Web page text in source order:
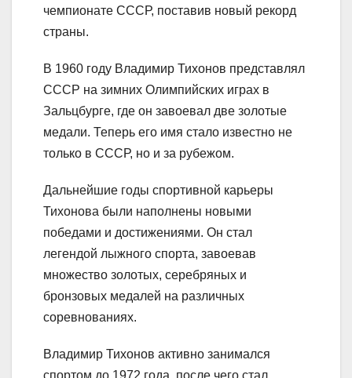
чемпионате СССР, поставив новый рекорд
страны.
В 1960 году Владимир Тихонов представлял
СССР на зимних Олимпийских играх в
Зальцбурге, где он завоевал две золотые
медали. Теперь его имя стало известно не
только в СССР, но и за рубежом.
Дальнейшие годы спортивной карьеры
Тихонова были наполнены новыми
победами и достижениями. Он стал
легендой лыжного спорта, завоевав
множество золотых, серебряных и
бронзовых медалей на различных
соревнованиях.
Владимир Тихонов активно занимался
спортом до 1972 года, после чего стал